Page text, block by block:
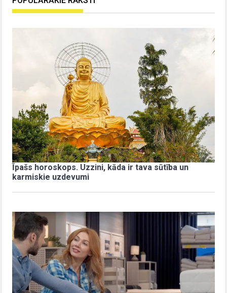
Īpašs horoskops. Uzzini, kāda ir tava sūtība un
karmiskie uzdevumi